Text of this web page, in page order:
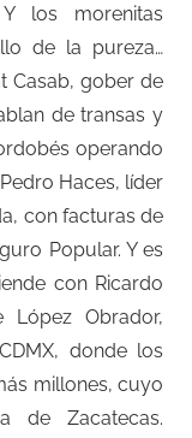
los morenitas
de la pureza…
Casab, gober de
de transas y
operando
Haces, líder
con facturas de
Popular. Y es
con Ricardo
Obrador,
donde los
millones, cuyo
de Zacatecas.